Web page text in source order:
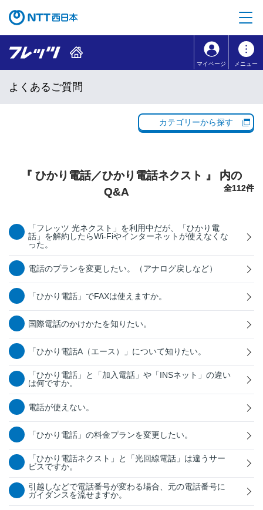
コンテンツのリンクナビゲーションへ移動
マイページ メニュー
よくあるご質問
カテゴリーから探す
『 ひかり電話／ひかり電話ネクスト 』 内の
Q&A
全112件
「フレッツ 光ネクスト」を利用中だが、「ひかり電
話」を解約したらWi-Fiやインターネットが使えなくな
った。
電話のプランを変更したい。（アナログ戻しなど）
「ひかり電話」でFAXは使えますか。
国際電話のかけかたを知りたい。
「ひかり電話A（エース）」について知りたい。
「ひかり電話」と「加入電話」や「INSネット」の違い
は何ですか。
電話が使えない。
「ひかり電話」の料金プランを変更したい。
「ひかり電話ネクスト」と「光回線電話」は違うサー
ビスですか。
引越しなどで電話番号が変わる場合、元の電話番号に
ガイダンスを流せますか。